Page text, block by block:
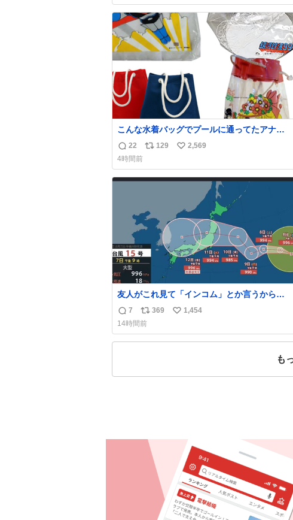
！！！！！！！
数
ス
ト
数
ね
数
こんな水着バッグでプールに通ってたアナ
タ、完全なる同世代（笑） #70年代 #80年
代 #昭和レトロ
返
信
数
22
リ
ス
129
い
ね
2,569
4時間前
友人がこれ見て「インコム」とか言うから、
もうそれにしか見えなくなっちゃった。
返
信
数
7
リ
ポ
ス
369
い
ね
1,454
14時間前
も